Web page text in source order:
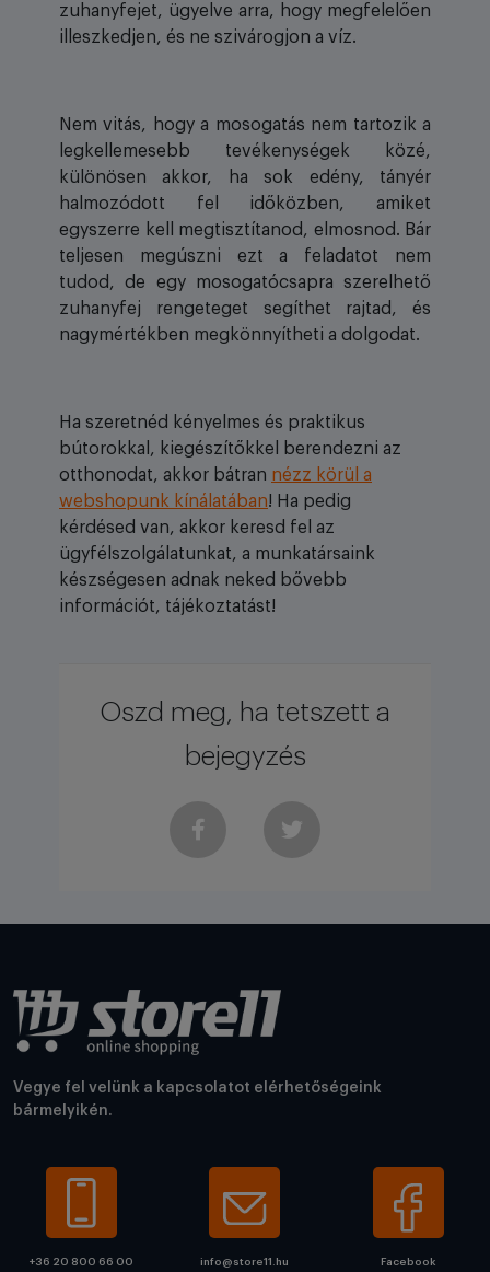
zuhanyfejet, ügyelve arra, hogy megfelelően
illeszkedjen, és ne szivárogjon a víz.
Nem vitás, hogy a mosogatás nem tartozik a
legkellemesebb tevékenységek közé,
különösen akkor, ha sok edény, tányér
halmozódott fel időközben, amiket
egyszerre kell megtisztítanod, elmosnod. Bár
teljesen megúszni ezt a feladatot nem
tudod, de egy mosogatócsapra szerelhető
zuhanyfej rengeteget segíthet rajtad, és
nagymértékben megkönnyítheti a dolgodat.
Ha szeretnéd kényelmes és praktikus
bútorokkal, kiegészítőkkel berendezni az
otthonodat, akkor bátran nézz körül a
webshopunk kínálatában! Ha pedig
kérdésed van, akkor keresd fel az
ügyfélszolgálatunkat, a munkatársaink
készségesen adnak neked bővebb
információt, tájékoztatást!
Oszd meg, ha tetszett a
bejegyzés
Vegye fel velünk a kapcsolatot elérhetőségeink
bármelyikén.
+36 20 800 66 00 info@store11.hu Facebook